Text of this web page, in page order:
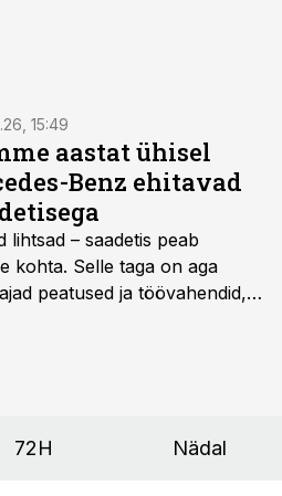
15:49
aastat ühisel
Benz ehitavad
lihtsad – saadetis peab
kohta. Selle taga on aga
peatused ja töövahendid,
72H Nädal